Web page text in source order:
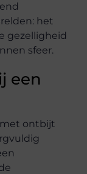
het
gezelligheid
sfeer.
een
met ontbijt